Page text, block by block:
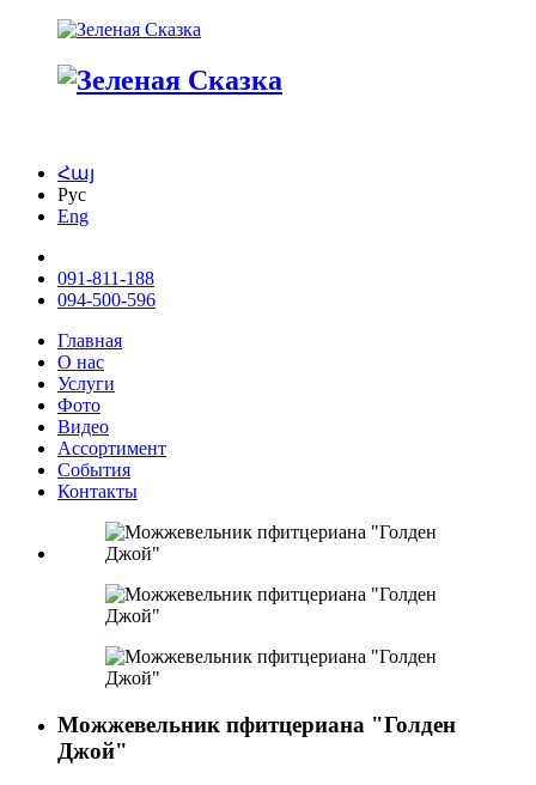
Հայ
Рус
Eng
091-811-188
094-500-596
Главная
О нас
Услуги
Фото
Видео
Ассортимент
События
Контакты
Можжевельник пфитцериана "Голден
Джой"